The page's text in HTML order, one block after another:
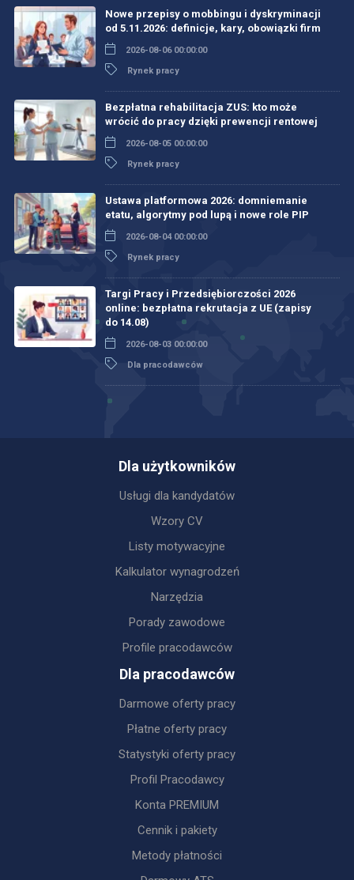
Nowe przepisy o mobbingu i dyskryminacji
od 5.11.2026: definicje, kary, obowiązki firm
2026-08-06 00:00:00
Rynek pracy
Bezpłatna rehabilitacja ZUS: kto może
wrócić do pracy dzięki prewencji rentowej
2026-08-05 00:00:00
Rynek pracy
Ustawa platformowa 2026: domniemanie
etatu, algorytmy pod lupą i nowe role PIP
2026-08-04 00:00:00
Rynek pracy
Targi Pracy i Przedsiębiorczości 2026
online: bezpłatna rekrutacja z UE (zapisy
do 14.08)
2026-08-03 00:00:00
Dla pracodawców
Dla użytkowników
Usługi dla kandydatów
Wzory CV
Listy motywacyjne
Kalkulator wynagrodzeń
Narzędzia
Porady zawodowe
Profile pracodawców
Dla pracodawców
Darmowe oferty pracy
Płatne oferty pracy
Statystyki oferty pracy
Profil Pracodawcy
Konta PREMIUM
Cennik i pakiety
Metody płatności